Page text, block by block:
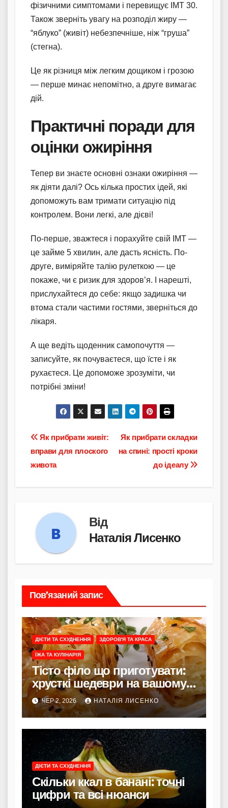
фізичними симптомами і перевищує ІМТ 30.
Також зверніть увагу на розподіл жиру —
“яблуко” (живіт) небезпечніше, ніж “груша”
(стегна).
Це як різниця між легким дощиком і грозою
— перше минає непомітно, а друге вимагає
дій.
Практичні поради для
оцінки ожиріння
Тепер ви знаєте основні ознаки ожиріння —
як діяти далі? Ось кілька простих ідей, які
допоможуть вам тримати ситуацію під
контролем. Вони легкі, але дієві!
По-перше, зважтеся і порахуйте свій ІМТ —
це займе 5 хвилин, але дасть ясність. По-
друге, виміряйте талію рулеткою — це
покаже, чи є ризик для здоров’я. І нарешті,
прислухайтеся до себе: якщо задишка чи
втома стали частими гостями, зверніться до
лікаря.
А ще ведіть щоденник самопочуття —
записуйте, як почуваєтеся, що їсте і як
рухаєтеся. Це допоможе зрозуміти, чи
потрібні зміни!
Навігація
записів
Як прибрати складки
на спині: прості кроки
до ідеалу
Як прибрати живіт:
вправи для плоского
живота
Від
Наталія Лисенко
Пов’язаний запис
ДІЄТИ ТА СХУДНЕННЯ ЗДОРОВ'Я ТА КРАСА
ЇЖА ТА КУЛІНАРІЯ
Тісто філо що приготувати:
хрусткі шедеври на вашому
столі
ЧЕР 2, 2026 НАТАЛІЯ ЛИСЕНКО
ДІЄТИ ТА СХУДНЕННЯ
Скільки ккал в банані: точні
цифри та всі нюанси